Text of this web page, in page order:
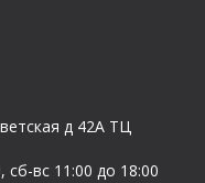
д 42А ТЦ
вс 11:00 до 18:00